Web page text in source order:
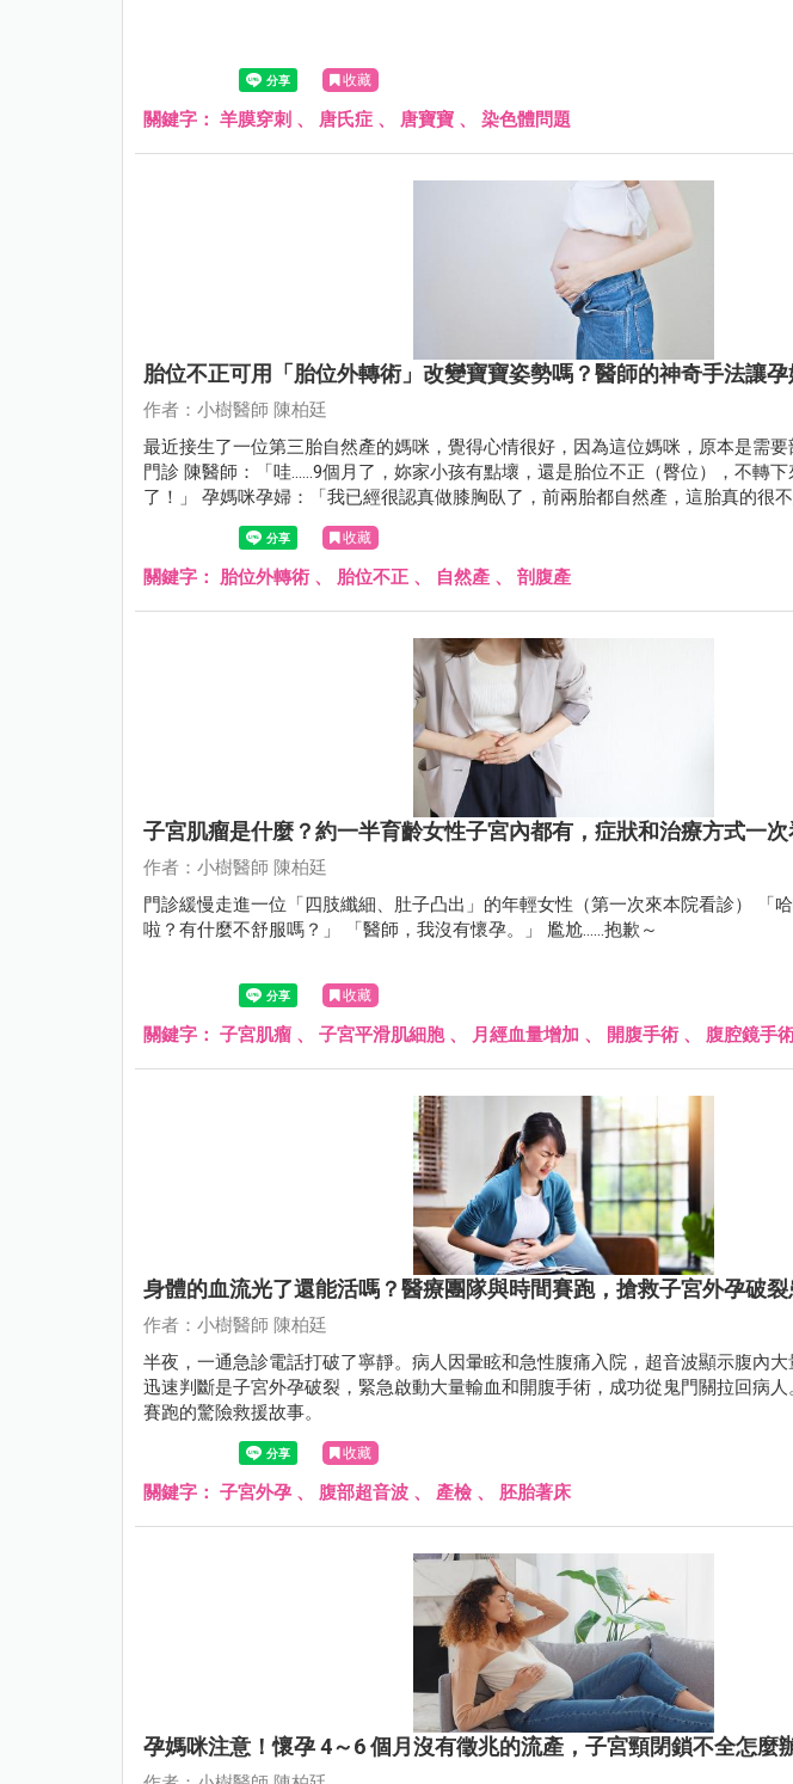
收藏
關鍵字： 羊膜穿刺 、 唐氏症 、 唐寶寶 、 染色體問題
胎位不正可用「胎位外轉術」改變寶寶姿勢嗎？醫師的神奇手法讓
作者：小樹醫師 陳柏廷
最近接生了一位第三胎自然產的媽咪，覺得心情很好，因為這位媽咪，原本是需要剖腹產的......
門診 陳醫師：「哇......9個月了，妳家小孩有點壞，還是胎位不正（臀位），不轉
了！」 孕媽咪孕婦：「我已經很認真做膝胸臥了，前兩胎都自然產，這胎真的很不
收藏
關鍵字： 胎位外轉術 、 胎位不正 、 自然產 、 剖腹產
子宮肌瘤是什麼？約一半育齡女性子宮內都有，症狀和治療方式一次
作者：小樹醫師 陳柏廷
門診緩慢走進一位「四肢纖細、肚子凸出」的年輕女性（第一次來本院看診） 「
啦？有什麼不舒服嗎？」 「醫師，我沒有懷孕。」 尷尬……抱歉～
收藏
關鍵字： 子宮肌瘤 、 子宮平滑肌細胞、 月經血量增加 、 開腹手術 、 腹腔鏡手
身體的血流光了還能活嗎？醫療團隊與時間賽跑，搶救子宮外孕破裂
作者：小樹醫師 陳柏廷
半夜，一通急診電話打破了寧靜。病人因暈眩和急性腹痛入院，超音波顯示腹內
迅速判斷是子宮外孕破裂，緊急啟動大量輸血和開腹手術，成功從鬼門關拉回病
賽跑的驚險救援故事。
收藏
關鍵字： 子宮外孕 、 腹部超音波 、 產檢 、 胚胎著床
孕媽咪注意！懷孕 4～6 個月沒有徵兆的流產，子宮頸閉鎖不全怎麼